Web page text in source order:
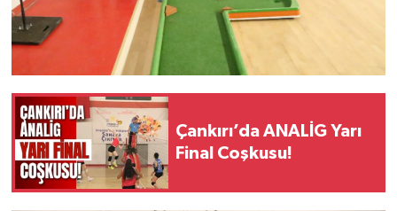
Çankırı’da ANALİG Yarı
Final Coşkusu!